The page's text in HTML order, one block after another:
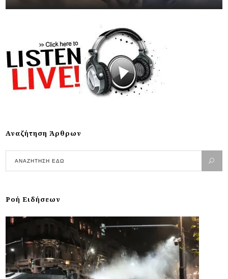
Αναζήτηση Άρθρων
Ροή Ειδήσεων